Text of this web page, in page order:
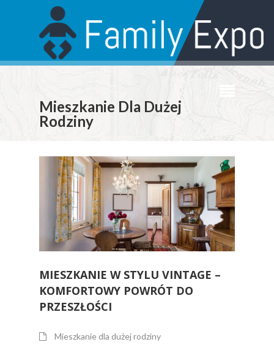
Mieszkanie Dla Dużej
Rodziny
MIESZKANIE W STYLU VINTAGE –
KOMFORTOWY POWRÓT DO
PRZESZŁOŚCI
Mieszkanie dla dużej rodziny